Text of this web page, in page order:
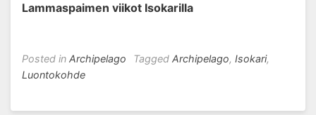
Lammaspaimen viikot Isokarilla
Posted in Archipelago Tagged Archipelago, Isokari,
Luontokohde